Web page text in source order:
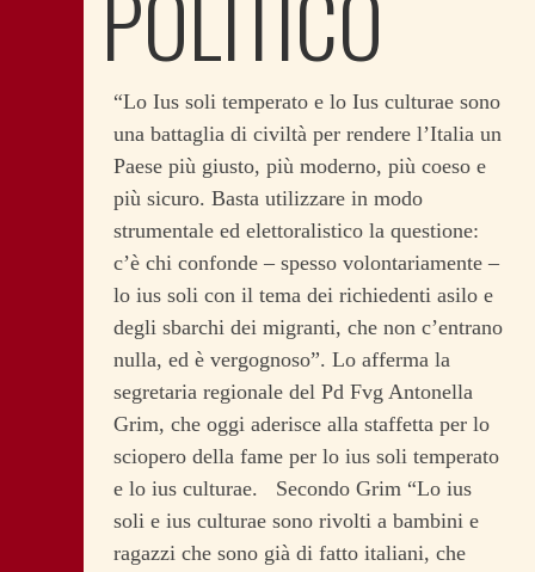
“Lo Ius soli temperato e lo Ius culturae sono
una battaglia di civiltà per rendere l’Italia un
Paese più giusto, più moderno, più coeso e
più sicuro. Basta utilizzare in modo
strumentale ed elettoralistico la questione:
c’è chi confonde – spesso volontariamente –
lo ius soli con il tema dei richiedenti asilo e
degli sbarchi dei migranti, che non c’entrano
nulla, ed è vergognoso”. Lo afferma la
segretaria regionale del Pd Fvg Antonella
Grim, che oggi aderisce alla staffetta per lo
sciopero della fame per lo ius soli temperato
e lo ius culturae. Secondo Grim “Lo ius
soli e ius culturae sono rivolti a bambini e
ragazzi che sono già di fatto italiani, che